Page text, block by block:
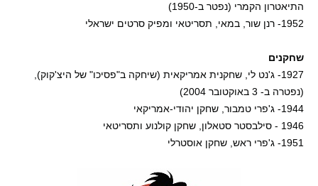
התיאטרון הקמרי (נפטר ב-1950)
1952- רנן שור, במאי, תסריטאי ומפיק סרטים ישראלי
שחקנים
1927- ג'נט לי, שחקנית אמריקאית (שיחקה ב"פסיכו" של היצ'קוק),
(נפטרה ב- 3 באוקטובר 2004)
1944- ג'פרי טמבור, שחקן יהודי-אמריקאי
1946 - סילבסטר סטאלון, שחקן קולנוע ותסריטאי
1951- ג'פרי ראש, שחקן אוסטרלי